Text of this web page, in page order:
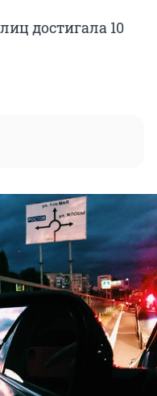
достигала 10